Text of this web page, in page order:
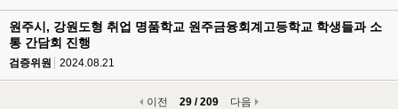
원주시, 강원도형 취업 명품학교 원주금융회계고등학교 학생들과 소
통 간담회 진행
검증위원 2024.08.21
이전 29 / 209 다음